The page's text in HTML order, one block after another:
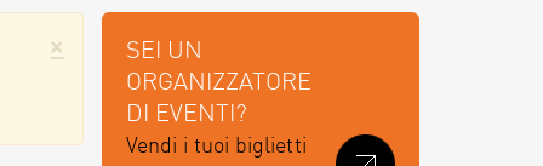
×
SEI UN
ORGANIZZATORE
DI EVENTI?
Vendi i tuoi biglietti